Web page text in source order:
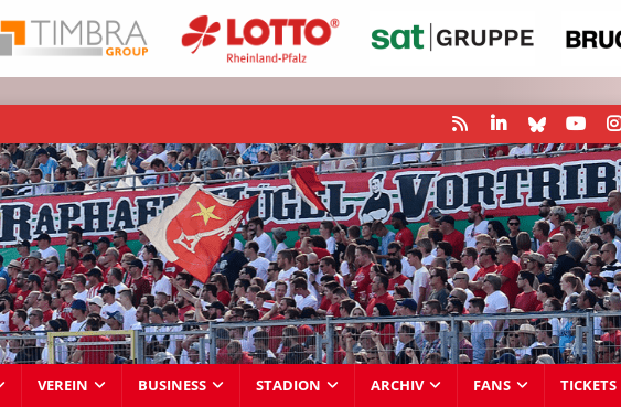
VEREIN BUSINESS STADION ARCHIV FANS TICKETS